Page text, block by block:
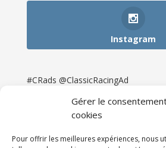
Gérer le
cookies
Pour offrir les meilleures expériences, nous
Instagram
#CRads @ClassicRacingAd